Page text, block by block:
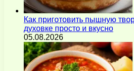
Как приготовить пышную
духовке просто и вкусно
05.08.2026